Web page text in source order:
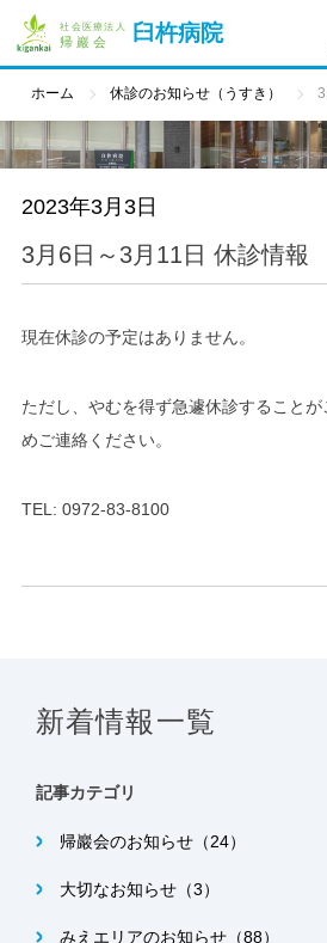
臼杵病院
ホーム 休診のお知らせ（うすき）
2023年3月3日
3月6日～3月11日 休診情報
現在休診の予定はありません。
ただし、やむを得ず急遽休診すること
めご連絡ください。
TEL: 0972-83-8100
新着情報一覧
記事カテゴリ
帰巖会のお知らせ（24）
大切なお知らせ（3）
みえエリアのお知らせ（88）